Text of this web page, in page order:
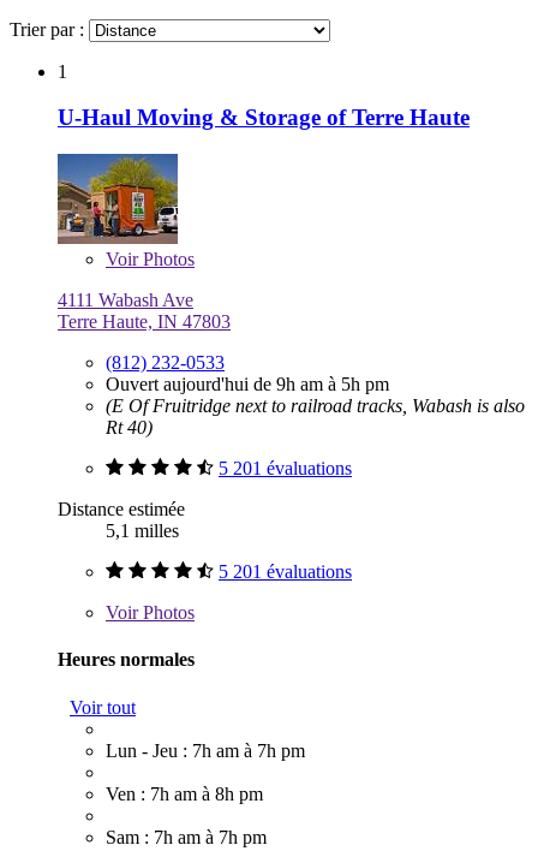
Trier par :
1
U-Haul Moving & Storage of Terre Haute
VoirPhotos
4111 Wabash Ave
Terre Haute, IN 47803
(812) 232-0533
Ouvert aujourd'hui de 9h am à 5h pm
(E Of Fruitridge next to railroad tracks, Wabash is also
Rt 40)
5 201 évaluations
Distance estimée
5,1 milles
5 201 évaluations
VoirPhotos
Heures normales
Voir tout
Lun - Jeu : 7h am à 7h pm
Ven : 7h am à 8h pm
Sam : 7h am à 7h pm